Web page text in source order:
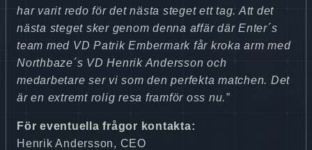
har varit redo för det nästa steget ett tag. Att det
nästa steget sker genom denna affär där Enter´s
team med VD Patrik Embermark får kroka arm med
Northbaze´s VD Henrik Andersson och
medarbetare ser vi som den perfekta matchen. Det
är en extremt rolig resa framför oss nu.”
För eventuella frågor kontakta:
Henrik Andersson, CEO